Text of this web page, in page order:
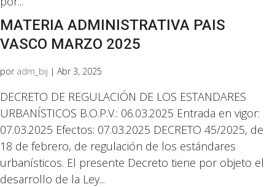
MATERIA ADMINISTRATIVA PAIS
VASCO MARZO 2025
por adm_bij | Abr 3, 2025
DECRETO DE REGULACIÓN DE LOS ESTANDARES
URBANÍSTICOS B.O.P.V.: 06.03.2025 Entrada en vigor:
07.03.2025 Efectos: 07.03.2025 DECRETO 45/2025, de
18 de febrero, de regulación de los estándares
urbanísticos. El presente Decreto tiene por objeto el
desarrollo de la Ley...